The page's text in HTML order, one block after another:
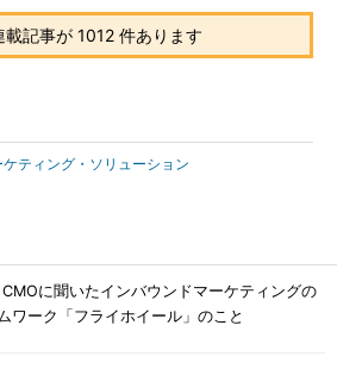
載記事が 1012 件あります
ティング・ソリューション
に聞いたインバウンドマーケティングの
ワーク「フライホイール」のこと